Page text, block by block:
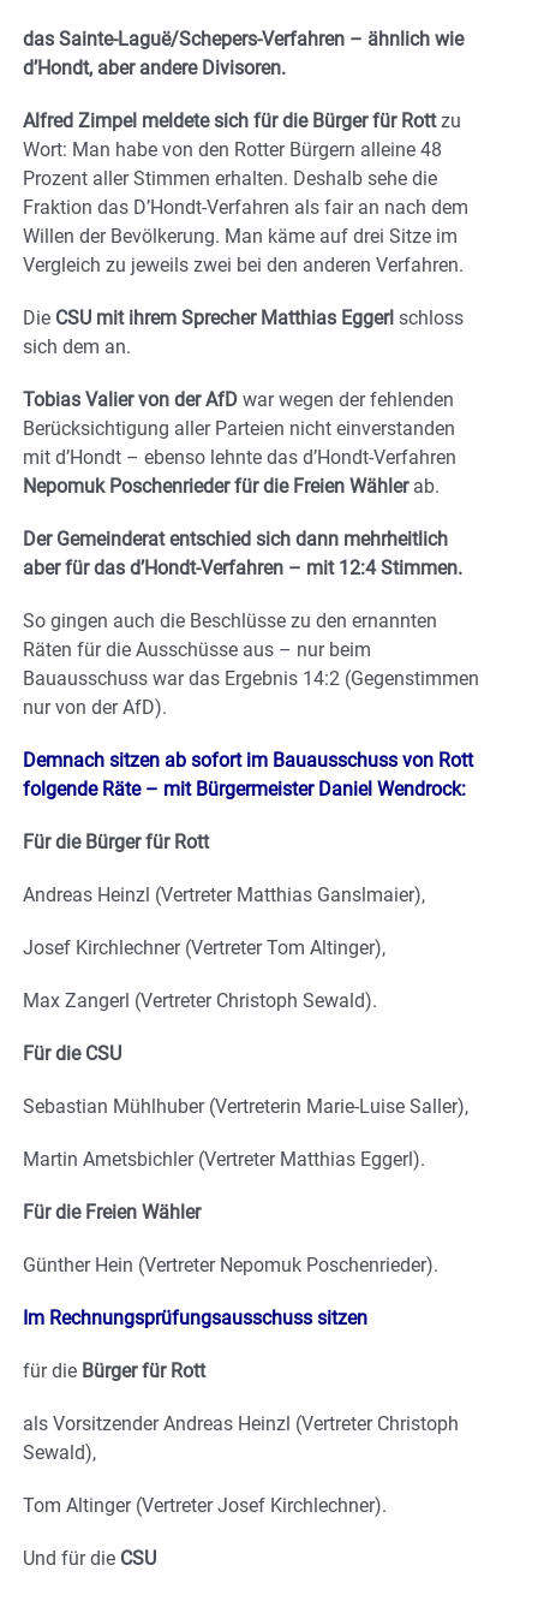
das Sainte-Laguë/Schepers-Verfahren – ähnlich wie
d’Hondt, aber andere Divisoren.
Alfred Zimpel meldete sich für die Bürger für Rottzu
Wort: Man habe von den Rotter Bürgern alleine 48
Prozent aller Stimmen erhalten. Deshalb sehe die
Fraktion das D’Hondt-Verfahren als fair an nach dem
Willen der Bevölkerung. Man käme auf drei Sitze im
Vergleich zu jeweils zwei bei den anderen Verfahren.
Die CSU mit ihrem Sprecher Matthias Eggerl schloss
sich dem an.
Tobias Valier von der AfD war wegen der fehlenden
Berücksichtigung aller Parteien nicht einverstanden
mit d’Hondt – ebenso lehnte das d’Hondt-Verfahren
Nepomuk Poschenrieder für die Freien Wählerab.
Der Gemeinderat entschied sich dann mehrheitlich
aber für das d’Hondt-Verfahren – mit 12:4 Stimmen.
So gingen auch die Beschlüsse zu den ernannten
Räten für die Ausschüsse aus – nur beim
Bauausschuss war das Ergebnis 14:2 (Gegenstimmen
nur von der AfD).
Demnach sitzen ab sofort im Bauausschuss von Rott
folgende Räte – mit Bürgermeister Daniel Wendrock:
Für die Bürger für Rott
Andreas Heinzl (Vertreter Matthias Ganslmaier),
Josef Kirchlechner (Vertreter Tom Altinger),
Max Zangerl (Vertreter Christoph Sewald).
Für die CSU
Sebastian Mühlhuber (Vertreterin Marie-Luise Saller),
Martin Ametsbichler (Vertreter Matthias Eggerl).
Für die Freien Wähler
Günther Hein (Vertreter Nepomuk Poschenrieder).
Im Rechnungsprüfungsausschuss sitzen
für die Bürger für Rott
als Vorsitzender Andreas Heinzl (Vertreter Christoph
Sewald),
Tom Altinger (Vertreter Josef Kirchlechner).
Und für die CSU